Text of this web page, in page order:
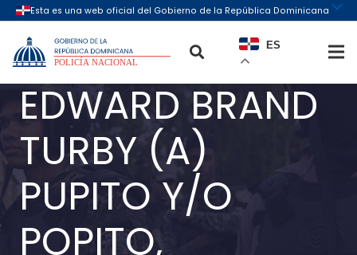
ES
EDWARD BRAND
TURBY (A)
PUPITO Y/O
POPITO,